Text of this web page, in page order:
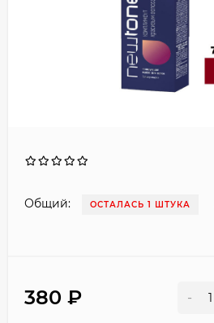
Общий: ОСТАЛАСЬ 1 ШТУКА
380 ₽ -